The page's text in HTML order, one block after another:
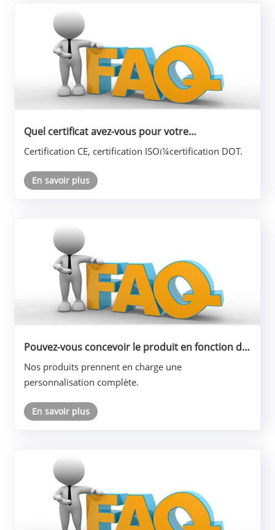
Quel certificat avez-vous pour votre
Certification CE, certification ISOï¼certification DOT.
En savoir plus
Pouvez-vous concevoir le produit en fonction de
Nos produits prennent en charge une
personnalisation complète.
En savoir plus